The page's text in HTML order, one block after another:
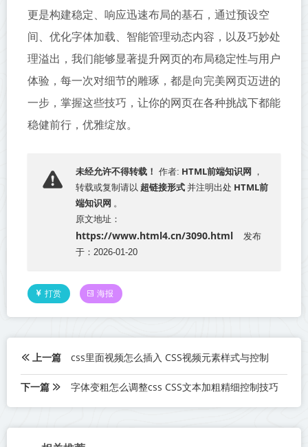
更是构建稳定、响应迅速布局的基石，通过预设空
间、优化字体加载、智能管理动态内容，以及巧妙处
理溢出，我们能够显著提升网页的布局稳定性与用户
体验，每一次对细节的雕琢，都是向完美网页迈进的
一步，掌握这些技巧，让你的网页在各种挑战下都能
稳健前行，优雅绽放。
未经允许不得转载！ 作者: HTML前端知识网 ，
转载或复制请以 超链接形式 并注明出处 HTML前
端知识网 。
原文地址：
https://www.html4.cn/3090.html
发布
于：2026-01-20
打赏 海报
上一篇 css里面视频怎么插入 CSS视频元素样式与控制
下一篇 字体变粗怎么调整css CSS文本加粗精细控制技巧